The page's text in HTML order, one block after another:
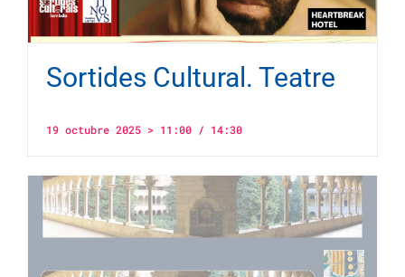
Sortides Cultural. Teatre
19 octubre 2025 > 11:00/ 14:30